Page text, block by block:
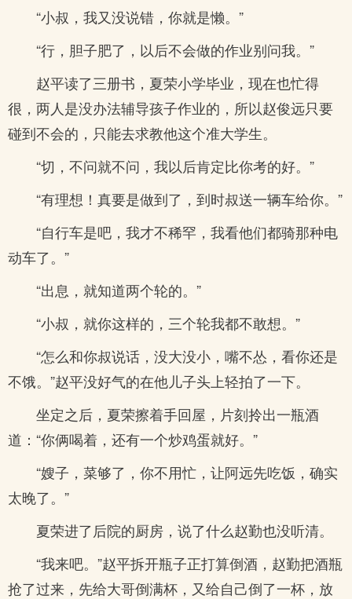
“小叔，我又没说错，你就是懒。”
“行，胆子肥了，以后不会做的作业别问我。”
赵平读了三册书，夏荣小学毕业，现在也忙得
很，两人是没办法辅导孩子作业的，所以赵俊远只要
碰到不会的，只能去求教他这个准大学生。
“切，不问就不问，我以后肯定比你考的好。”
“有理想！真要是做到了，到时叔送一辆车给你。”
“自行车是吧，我才不稀罕，我看他们都骑那种电
动车了。”
“出息，就知道两个轮的。”
“小叔，就你这样的，三个轮我都不敢想。”
“怎么和你叔说话，没大没小，嘴不怂，看你还是
不饿。”赵平没好气的在他儿子头上轻拍了一下。
坐定之后，夏荣擦着手回屋，片刻拎出一瓶酒
道：“你俩喝着，还有一个炒鸡蛋就好。”
“嫂子，菜够了，你不用忙，让阿远先吃饭，确实
太晚了。”
夏荣进了后院的厨房，说了什么赵勤也没听清。
“我来吧。”赵平拆开瓶子正打算倒酒，赵勤把酒瓶
抢了过来，先给大哥倒满杯，又给自己倒了一杯，放